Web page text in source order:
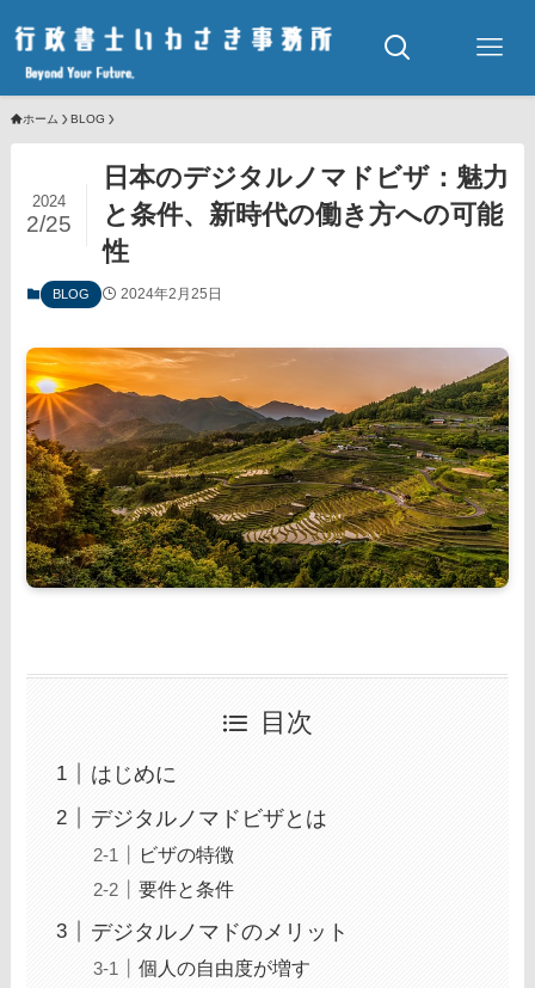
ホーム BLOG
日本のデジタルノマドビザ：魅力
と条件、新時代の働き方への可能
性
2024
2/25
BLOG 2024年2月25日
目次
はじめに
デジタルノマドビザとは
ビザの特徴
要件と条件
デジタルノマドのメリット
個人の自由度が増す